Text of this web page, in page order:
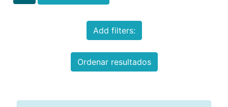
Add filters:
Ordenar resultados